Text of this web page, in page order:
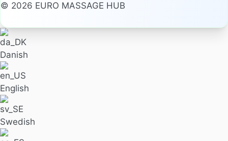
© 2026 EURO MASSAGE HUB
Danish
English
Swedish